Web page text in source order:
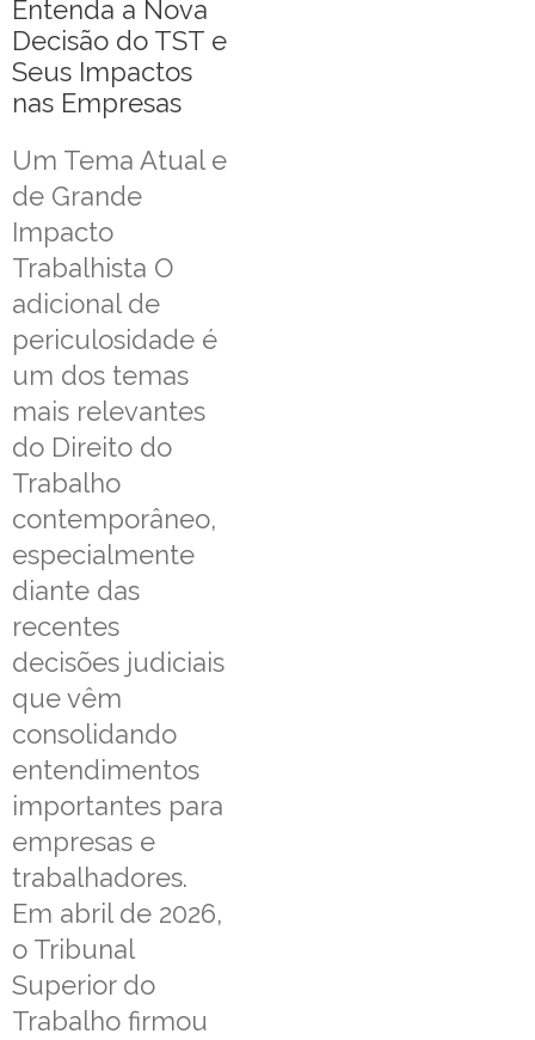
Entenda a Nova
Decisão do TST e
Seus Impactos
nas Empresas
Um Tema Atual e
de Grande
Impacto
Trabalhista O
adicional de
periculosidade é
um dos temas
mais relevantes
do Direito do
Trabalho
contemporâneo,
especialmente
diante das
recentes
decisões judiciais
que vêm
consolidando
entendimentos
importantes para
empresas e
trabalhadores.
Em abril de 2026,
o Tribunal
Superior do
Trabalho firmou